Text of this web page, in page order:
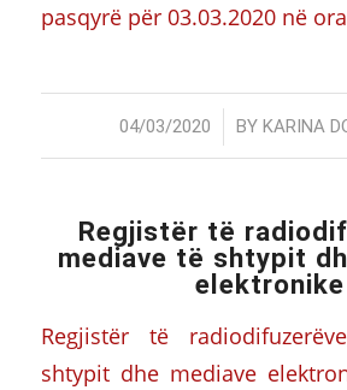
pasqyrë për 03.03.2020 në
04/03/2020
/ BYKARINA
Regjistër të
mediave të shtypit
elektronike
Regjistër të
shtypit dhe mediave